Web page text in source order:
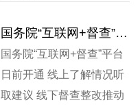
国务院“互联网+督查”平台日前开通 线上了解情况听取建议 线下督查整改推动落实
国务院“互联网+督查”平台
日前开通 线上了解情况听
取建议 线下督查整改推动